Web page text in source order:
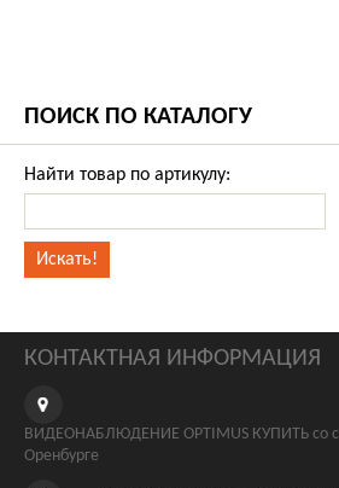
ПОИСК ПО КАТАЛОГУ
Найти товар по артикулу:
КОНТАКТНАЯ ИНФОРМАЦИЯ
ВИДЕОНАБЛЮДЕНИЕ OPTIMUS КУПИТЬ со
Оренбурге